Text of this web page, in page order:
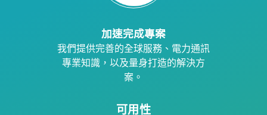
加速完成專案
我們提供完善的全球服務、電力通訊
專業知識，以及量身打造的解決方
案。
可用性